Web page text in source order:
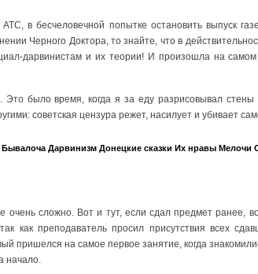
в бесчеловечной попытке остановить выпуск
Черного Доктора, то знайте, что в
дарвинистам и их теории! И произошла на
было время, когда я за еду разрисовывал стены
советская цензура режет, насилует и убивает
Бывалоча Дарвинизм Донецкие сказки Их нравы Мелочи
очень сложно. Вот и тут, если сдал предмет ранее,
как преподаватель просил присутствия всех
пришелся на самое первое занятие, когда
начало.